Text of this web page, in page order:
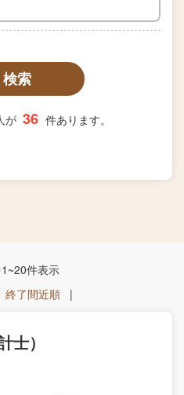
検索
が 36 件あります。
件表示
終了間近順 |
士）